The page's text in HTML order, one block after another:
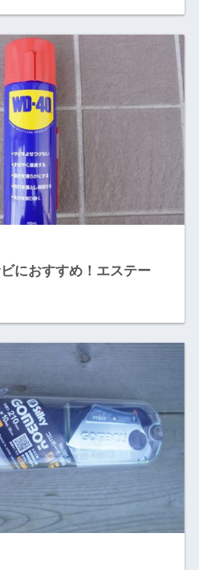
におすすめ！エステー